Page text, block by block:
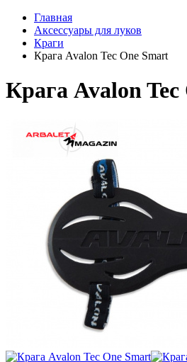
Главная
Аксессуары для луков
Краги
Крага Avalon Tec One Smart
Крага Avalon